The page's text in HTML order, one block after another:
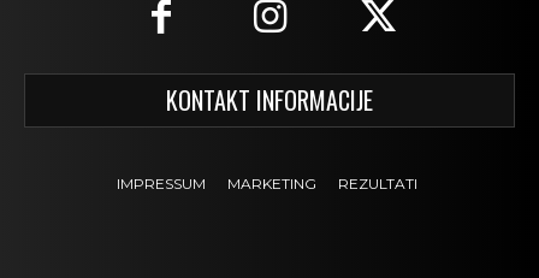
KONTAKT INFORMACIJE
IMPRESSUM MARKETING REZULTATI